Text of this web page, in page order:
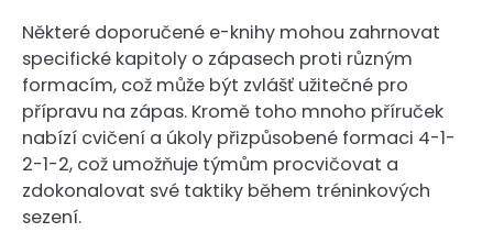
Některé doporučené e-knihy mohou zahrnovat
specifické kapitoly o zápasech proti různým
formacím, což může být zvlášť užitečné pro
přípravu na zápas. Kromě toho mnoho příruček
nabízí cvičení a úkoly přizpůsobené formaci 4-1-
2-1-2, což umožňuje týmům procvičovat a
zdokonalovat své taktiky během tréninkových
sezení.